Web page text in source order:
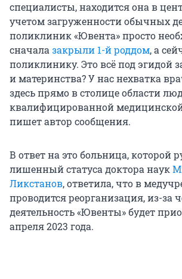
специалисты, находится она в
учетом загруженности обычных
поликлиник «Ювента» просто
сначалазакрыли 1-й роддом, а
поликлинику. Это всё под эгидой
и материнства? У нас нехватка
здесь прямо в столице области
квалифицированной
пишет автор сообщения.
В ответ на это больница, которой
лишенный статуса доктора наук
Ликстанов, ответила, что в
проводится реорганизация, из-за
деятельность «Ювенты» будет
апреля 2023 года.